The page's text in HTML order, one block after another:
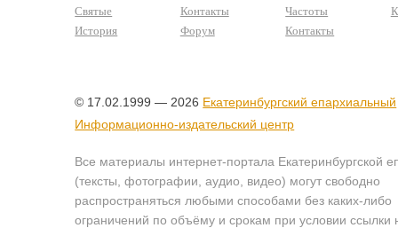
Святые
История
Контакты
Форум
Частоты
Контакты
© 17.02.1999 — 2026 Екатеринбургский епархиальный
Информационно-издательский центр
Все материалы интернет-портала Екатеринбургской
(тексты, фотографии, аудио, видео) могут свободно
распространяться любыми способами без каких-либо
ограничений по объёму и срокам при условии ссылки